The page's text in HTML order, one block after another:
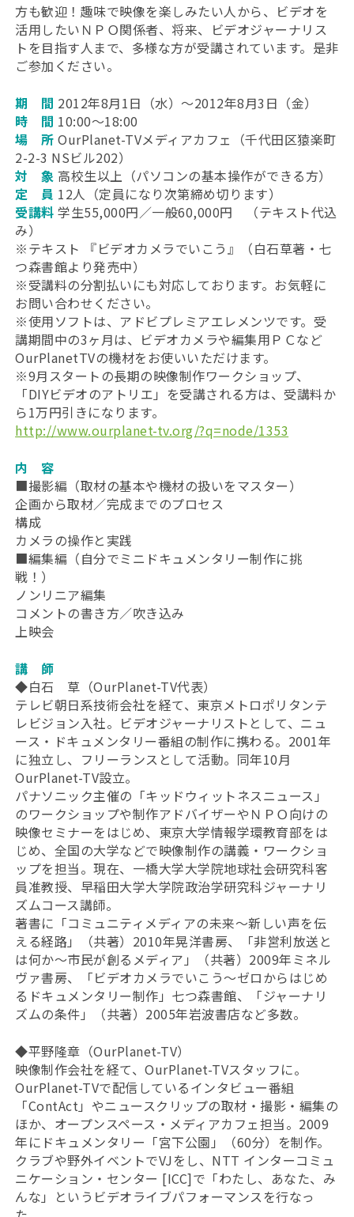
方も歓迎！趣味で映像を楽しみたい人から、ビデオを
活用したいＮＰＯ関係者、将来、ビデオジャーナリス
トを目指す人まで、多様な方が受講されています。是非
ご参加ください。
期 間 2012年8月1日（水）～2012年8月3日（金）
時 間 10:00～18:00
場 所 OurPlanet-TVメディアカフェ（千代田区猿楽町
2-2-3 NSビル202）
対 象 高校生以上（パソコンの基本操作ができる方）
定 員 12人（定員になり次第締め切ります）
受講料 学生55,000円／一般60,000円 （テキスト代込
み）
※テキスト 『ビデオカメラでいこう』（白石草著・七
つ森書館より発売中）
※受講料の分割払いにも対応しております。お気軽に
お問い合わせください。
※使用ソフトは、アドビプレミアエレメンツです。受
講期間中の3ヶ月は、ビデオカメラや編集用ＰＣなど
OurPlanetTVの機材をお使いいただけます。
※9月スタートの長期の映像制作ワークショップ、
「DIYビデオのアトリエ」を受講される方は、受講料か
ら1万円引きになります。
http://www.ourplanet-tv.org/?q=node/1353
内 容
■撮影編（取材の基本や機材の扱いをマスター）
企画から取材／完成までのプロセス
構成
カメラの操作と実践
■編集編（自分でミニドキュメンタリー制作に挑
戦！）
ノンリニア編集
コメントの書き方／吹き込み
上映会
講 師
◆白石 草（OurPlanet-TV代表）
テレビ朝日系技術会社を経て、東京メトロポリタンテ
レビジョン入社。ビデオジャーナリストとして、ニュ
ース・ドキュメンタリー番組の制作に携わる。2001年
に独立し、フリーランスとして活動。同年10月
OurPlanet-TV設立。
パナソニック主催の「キッドウィットネスニュース」
のワークショップや制作アドバイザーやＮＰＯ向けの
映像セミナーをはじめ、東京大学情報学環教育部をは
じめ、全国の大学などで映像制作の講義・ワークショ
ップを担当。現在、一橋大学大学院地球社会研究科客
員准教授、早稲田大学大学院政治学研究科ジャーナリ
ズムコース講師。
著書に「コミュニティメディアの未来～新しい声を伝
える経路」（共著）2010年晃洋書房、「非営利放送と
は何か～市民が創るメディア」（共著）2009年ミネル
ヴァ書房、「ビデオカメラでいこう～ゼロからはじめ
るドキュメンタリー制作」七つ森書館、「ジャーナリ
ズムの条件」（共著）2005年岩波書店など多数。
◆平野隆章（OurPlanet-TV）
映像制作会社を経て、OurPlanet-TVスタッフに。
OurPlanet-TVで配信しているインタビュー番組
「ContAct」やニュースクリップの取材・撮影・編集の
ほか、オープンスペース・メディアカフェ担当。2009
年にドキュメンタリー「宮下公園」（60分）を制作。
クラブや野外イベントでVJをし、NTT インターコミュ
ニケーション・センター [ICC]で「わたし、あなた、み
んな」というビデオライブパフォーマンスを行なっ